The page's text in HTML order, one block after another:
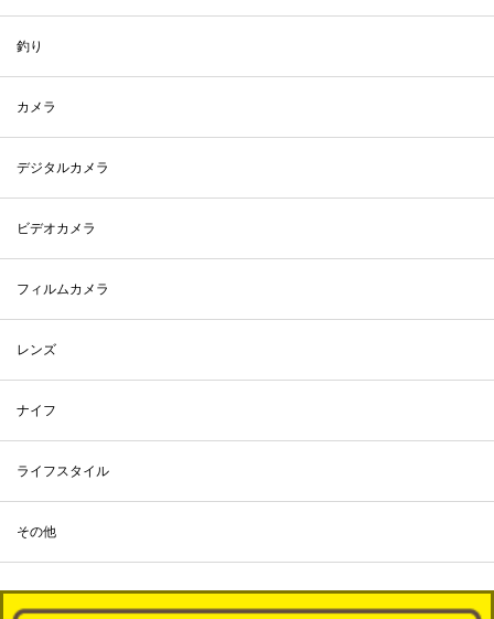
釣り
カメラ
デジタルカメラ
ビデオカメラ
フィルムカメラ
レンズ
ナイフ
ライフスタイル
その他